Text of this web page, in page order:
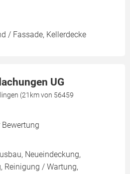
/ Fassade, Kellerdecke
UG
(21km von 56459
Neueindeckung,
Reinigung / Wartung,